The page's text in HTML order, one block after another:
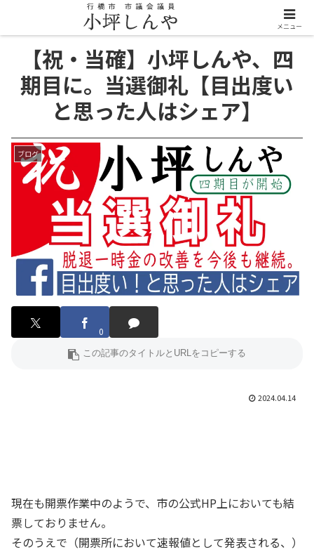
【祝・当確】小坪しんや、四
期目に。当選御礼【目出度い
と思った人はシェア】
ブログ
0
2024.04.14
現在も開票作業中のようで、市の公式HP上においても結
票しておりません。
そのうえで（開票所において速報値として発表される、）
メニュー